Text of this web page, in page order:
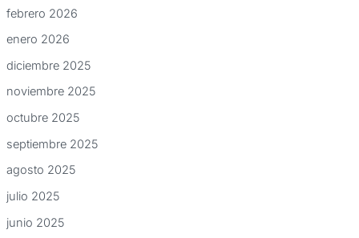
febrero 2026
enero 2026
diciembre 2025
noviembre 2025
octubre 2025
septiembre 2025
agosto 2025
julio 2025
junio 2025